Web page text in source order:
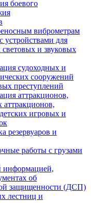
боевого
виброметрам
устройствами для
и звуковых
судоходных и
сооружений
преступлений
аттракционов,
аттракционов,
игровых и
резервуаров и
работы с грузами
информацией,
об
защищенности (ДСП)
лестниц и